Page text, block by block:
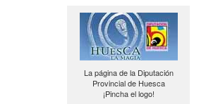
La página de la Diputación
Provincial de Huesca
¡Pincha el logo!